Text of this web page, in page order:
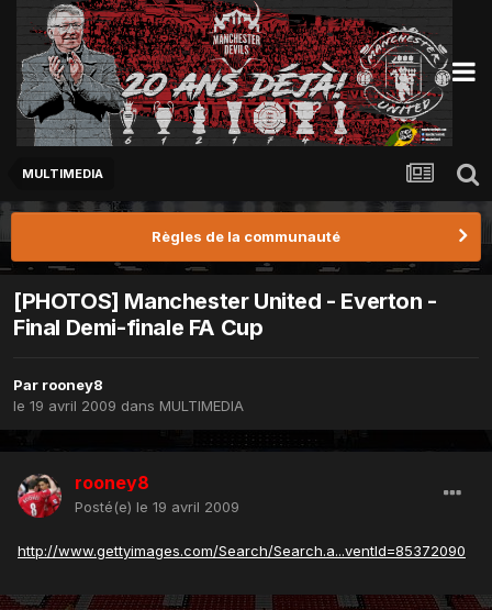
MULTIMEDIA
Règles de la communauté
[PHOTOS] Manchester United - Everton -
Final Demi-finale FA Cup
Par rooney8
le 19 avril 2009 dans MULTIMEDIA
rooney8
Posté(e) le 19 avril 2009
http://www.gettyimages.com/Search/Search.a...ventId=85372090